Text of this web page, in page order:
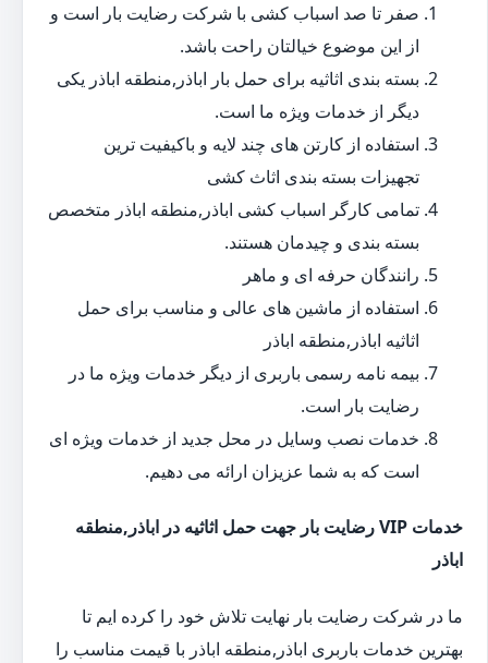
صفر تا صد اسباب کشی با شرکت رضایت بار است و
از این موضوع خیالتان راحت باشد.
بسته بندی اثاثیه برای حمل بار اباذر,منطقه اباذر یکی
دیگر از خدمات ویژه ما است.
استفاده از کارتن های چند لایه و باکیفیت ترین
تجهیزات بسته بندی اثاث کشی
تمامی کارگر اسباب کشی اباذر,منطقه اباذر متخصص
بسته بندی و چیدمان هستند.
رانندگان حرفه ای و ماهر
استفاده از ماشین های عالی و مناسب برای حمل
اثاثیه اباذر,منطقه اباذر
بیمه نامه رسمی باربری از دیگر خدمات ویژه ما در
رضایت بار است.
خدمات نصب وسایل در محل جدید از خدمات ویژه ای
است که به شما عزیزان ارائه می دهیم.
خدمات VIP رضایت بار جهت حمل اثاثیه در اباذر,منطقه
اباذر
ما در شرکت رضایت بار نهایت تلاش خود را کرده ایم تا
بهترین خدمات باربری اباذر,منطقه اباذر با قیمت مناسب را